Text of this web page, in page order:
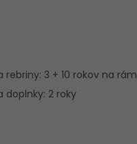
rebriny: 3 + 10 rokov na rám
doplnky: 2 roky